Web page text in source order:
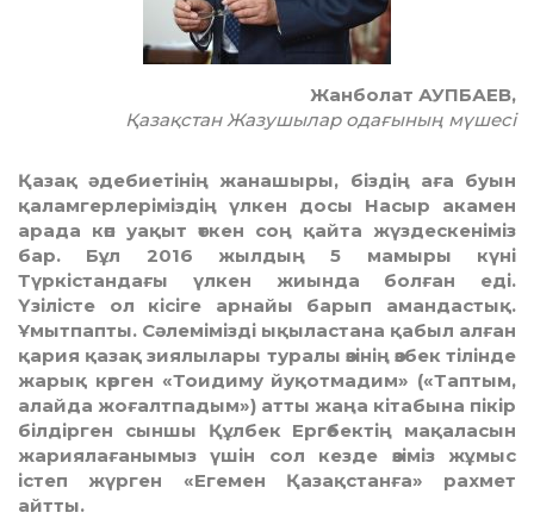
Жанболат АУПБАЕВ,
Қазақстан Жазушылар одағының мүшесі
Қазақ әдебиетінің жанашыры, біздің аға буын
қаламгерлеріміздің үлкен досы Насыр акамен
арада көп уақыт өткен соң қайта жүздескеніміз
бар. Бұл 2016 жылдың 5 мамыры күні
Түркістандағы үлкен жиында болған еді.
Үзілісте ол кісіге арнайы барып амандастық.
Ұмытпапты. Сәлемімізді ықыластана қабыл алған
қария қазақ зиялылары туралы өзінің өзбек тілінде
жарық көрген «Тоидиму йуқотмадим» («Таптым,
алайда жоғалтпадым») атты жаңа кітабына пікір
білдірген сыншы Құлбек Ергөбектің мақаласын
жариялағанымыз үшін сол кезде өзіміз жұмыс
істеп жүрген «Егемен Қазақстанға» рахмет
айтты.